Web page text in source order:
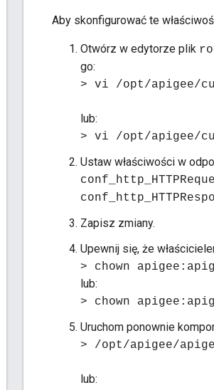
Aby skonfigurować te
Otwórz w edytorze plik
go:
> vi /opt/apigee/
lub:
> vi /opt/apigee/
Ustaw właściwości w
Zapisz zmiany.
Upewnij się, że
> chown
lub:
> chown
Uruchom ponownie
> /opt/apigee/
lub: